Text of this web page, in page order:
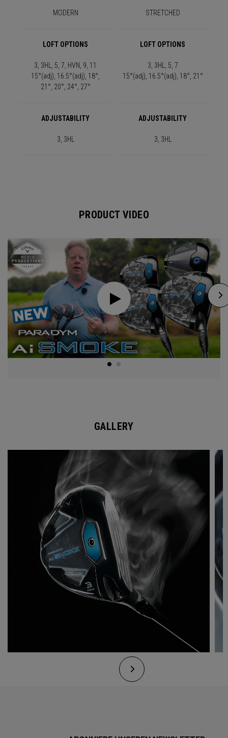
MODERN STRETCHED
LOFT OPTIONS LOFT OPTIONS
3, 3HL, 5, 7, HVN, 9, 11
15°(adj), 16.5°(adj), 18°,
21°, 20°, 24°, 27°
3, 3HL, 5, 7
15°(adj), 16.5°(adj), 18°, 21°
ADJUSTABILITY ADJUSTABILITY
3, 3HL 3, 3HL
PRODUCT VIDEO
GALLERY